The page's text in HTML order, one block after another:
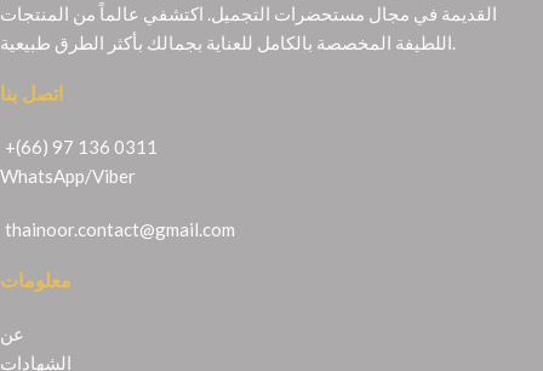
القديمة في مجال مستحضرات التجميل. اكتشفي عالماً من المنتجات
اللطيفة المخصصة بالكامل للعناية بجمالك بأكثر الطرق طبيعية.
اتصل بنا
+(66) 97 136 0311
WhatsApp/Viber
thainoor.contact@gmail.com
معلومات
عن
الشهادات